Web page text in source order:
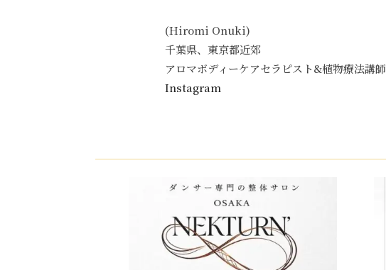
(Hiromi Onuki)
千葉県、東京都近郊
アロマボディーケアセラピスト&植物療法講師
Instagram